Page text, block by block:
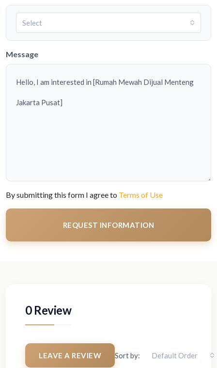
Select
Message
By submitting this form I agree to Terms of Use
REQUEST INFORMATION
0 Review
Sort by: Default Order
LEAVE A REVIEW